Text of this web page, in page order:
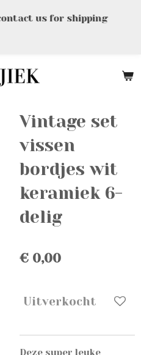
us for shipping
Vintage set
vissen
bordjes wit
keramiek 6-
delig
€ 0,00
Uitverkocht
Deze super leuke